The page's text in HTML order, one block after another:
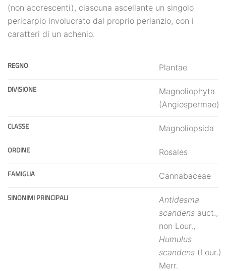
(non accrescenti), ciascuna ascellante un singolo
pericarpio involucrato dal proprio perianzio, con i
caratteri di un achenio.
REGNO Plantae
DIVISIONE
Magnoliophyta
(Angiospermae)
CLASSE Magnoliopsida
ORDINE Rosales
FAMIGLIA Cannabaceae
SINONIMI PRINCIPALI
Antidesma
scandens auct.,
non Lour.,
Humulus
scandens (Lour.)
Merr.